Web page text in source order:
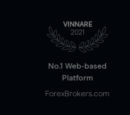
VINNARE
2021
No.1 Web-based
Platform
ForexBrokers.com